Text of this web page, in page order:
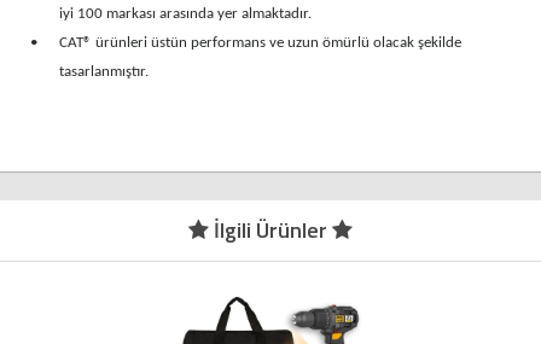
iyi 100 markası arasında yer almaktadır.
•
CAT® ürünleri üstün performans ve uzun ömürlü olacak şekilde
tasarlanmıştır.
İlgili Ürünler